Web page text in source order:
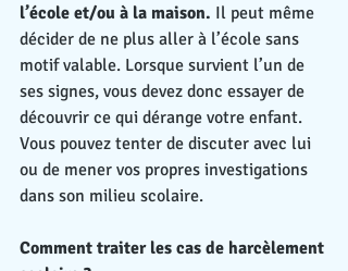
l’école et/ou à la maison. Il peut même
décider de ne plus aller à l’école sans
motif valable. Lorsque survient l’un de
ses signes, vous devez donc essayer de
découvrir ce qui dérange votre enfant.
Vous pouvez tenter de discuter avec lui
ou de mener vos propres investigations
dans son milieu scolaire.
Comment traiter les cas de harcèlement